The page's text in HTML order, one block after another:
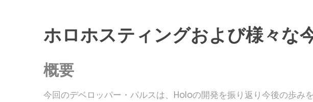
ホロホスティングおよび様々な
概要
今回のデベロッパー・パルスは、Holoの開発を振り返り今後の歩み